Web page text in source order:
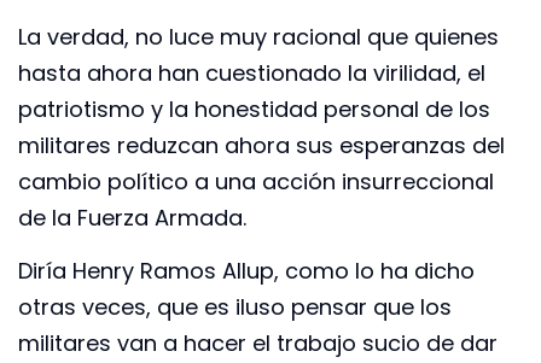
La verdad, no luce muy racional que quienes
hasta ahora han cuestionado la virilidad, el
patriotismo y la honestidad personal de los
militares reduzcan ahora sus esperanzas del
cambio político a una acción insurreccional
de la Fuerza Armada.
Diría Henry Ramos Allup, como lo ha dicho
otras veces, que es iluso pensar que los
militares van a hacer el trabajo sucio de dar